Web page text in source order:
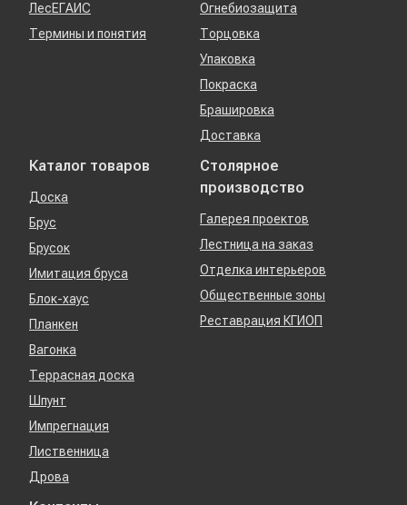
ЛесЕГАИС
Термины и понятия
Огнебиозащита
Торцовка
Упаковка
Покраска
Брашировка
Доставка
Каталог товаров
Доска
Брус
Брусок
Имитация бруса
Блок-хаус
Планкен
Вагонка
Террасная доска
Шпунт
Импрегнация
Лиственница
Дрова
Столярное
производство
Галерея проектов
Лестница на заказ
Отделка интерьеров
Общественные зоны
Реставрация КГИОП